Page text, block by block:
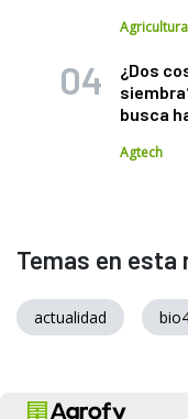
Agricultura
¿Dos
busca
Agtech
Temas en esta
actualidad